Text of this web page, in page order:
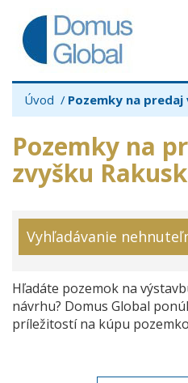
Úvod Pozemky na predaj
Pozemky na
zvyšku
Vyhľadávanie
Hľadáte pozemok na
návrhu? Domus Global
príležitostí na kúpu